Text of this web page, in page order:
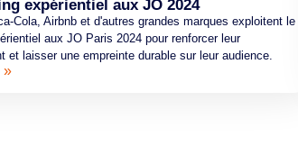
expérientiel aux JO 2024
Cola, Airbnb et d'autres grandes marques exploitent le
aux JO Paris 2024 pour renforcer leur
et laisser une empreinte durable sur leur audience.
»